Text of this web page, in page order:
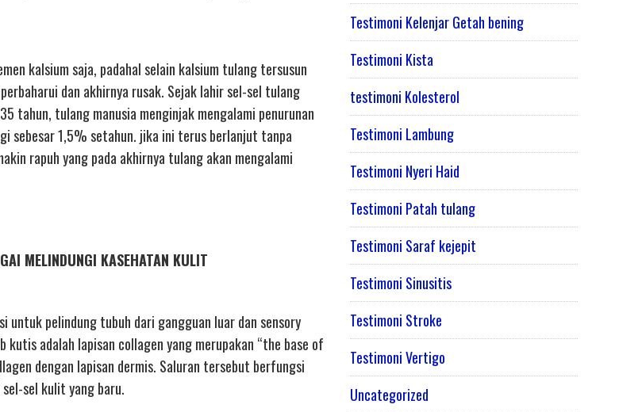
kalsium saja, padahal selain kalsium tulang tersusun
dan akhirnya rusak. Sejak lahir sel-sel tulang
tahun, tulang manusia menginjak mengalami penurunan
sebesar 1,5% setahun. jika ini terus berlanjut tanpa
rapuh yang pada akhirnya tulang akan mengalami
MELINDUNGI KASEHATAN KULIT
pelindung tubuh dari gangguan luar dan sensory
adalah lapisan collagen yang merupakan “the base of
dengan lapisan dermis. Saluran tersebut berfungsi
sel kulit yang baru.
Testimoni Kelenjar Getah bening
Testimoni Kista
testimoni Kolesterol
Testimoni Lambung
Testimoni Nyeri Haid
Testimoni Patah tulang
Testimoni Saraf kejepit
Testimoni Sinusitis
Testimoni Stroke
Testimoni Vertigo
Uncategorized